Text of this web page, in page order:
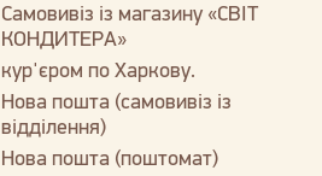
Самовивіз із магазину «СВІТ
КОНДИТЕРА»
кур'єром по Харкову.
Нова пошта (самовивіз із
відділення)
Нова пошта (поштомат)